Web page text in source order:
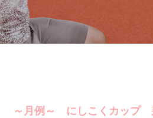
～月例～ にしこくカップ